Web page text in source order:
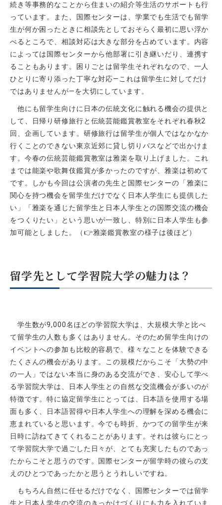
続き等事務的なことから住まいの紹介等生活のサポートも行
っています。また、国際センターは、学業でも生活でも留学
生が何か困ったときに相談先としておそらく最初に思い浮か
べるところで、相談対応は大きな部分を占めています。内容
によっては国際センターから他部署に引き継いだり、連携す
ることもあります。困りごとは留学生それぞれなので、一人
ひとりに寄り添った丁寧な対応―これは留学生に対してだけ
ではありませんが―を大切にしています。
他にも留学生向けに日本の伝統文化に触れる機会の提供と
して、日帰り研修旅行と伝統芸能鑑賞教室をそれぞれ春秋2
回、企画しています。研修旅行は留学生が個人ではなかなか
行くことのできない東京近郊に貸し切りバスなどで出かけま
す。今春の伝統芸能鑑賞教室は雅楽を取り上げました。これ
までは能楽や歌舞伎鑑賞が多かったのですが、雅楽は初めて
です。しかも今回は公演者の先生と国際センターの「雅楽に
関心を持つ機会を留学生だけでなく日本人学生にも提供した
い」「雅楽を通じた留学生と日本人学生との国際交流の機会
をつくりたい」という思いが一致し、特別に日本人学生も参
加可能としました。（👉雅楽鑑賞教室の様子は後ほど）
留学先として学習院大学の魅力は？
学生数が9,000名ほどの学習院大学は、大規模大学と比べ
て留学生の人数も多くはありません。そのため留学生向けの
イベントへの参加も比較的容易で、様々なことを体験できる
たくさんの機会があります。この規模だからこそ「大勢の中
の一人」ではない本当に身のある交流ができ、安心して学べ
る学習院大学は、日本人学生との自然な交流機会が多いのが
特徴です。特に協定留学生にとっては、日本語を使用する場
面も多く、日本語習得や日本人学生への理解を深める機会に
恵まれていると思います。今でも時折、かつての留学生が来
日時に訪ねてきてくれることがあります。それは彼らにとっ
て学習院大学で過ごした日々が、とても充実したものであっ
たからこそと思うのです。国際センターが留学時の彼らの支
えのひとつであったかと思うとうれしいですね。
もちろん自然に任せるだけでなく、国際センターでは留学